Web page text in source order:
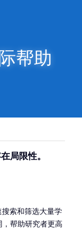
帮助
局限性。
搜索和筛选大量学
帮助研究者更高